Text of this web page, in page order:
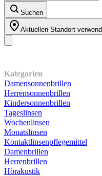
Suchen
Aktuellen Standort
Kategorien
Damensonnenbrillen
Herrensonnenbrillen
Kindersonnenbrillen
Tageslinsen
Wochenlinsen
Monatslinsen
Kontaktlinsenpflegemittel
Damenbrillen
Herrenbrillen
Hörakustik